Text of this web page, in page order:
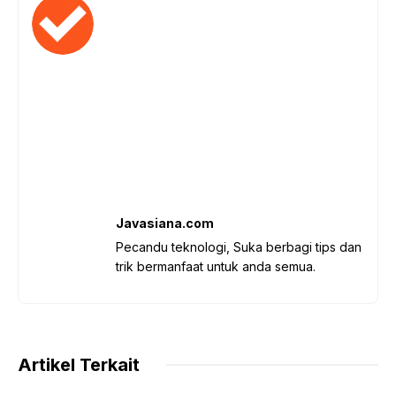
Javasiana.com
Pecandu teknologi, Suka berbagi tips dan
trik bermanfaat untuk anda semua.
Artikel Terkait